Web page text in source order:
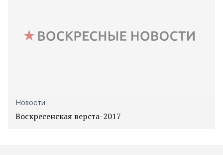
Новости
Воскресенская верста-2017